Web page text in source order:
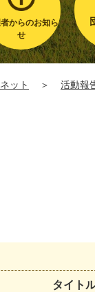
からのお知ら
せ
ット ＞ 活動報
タイト